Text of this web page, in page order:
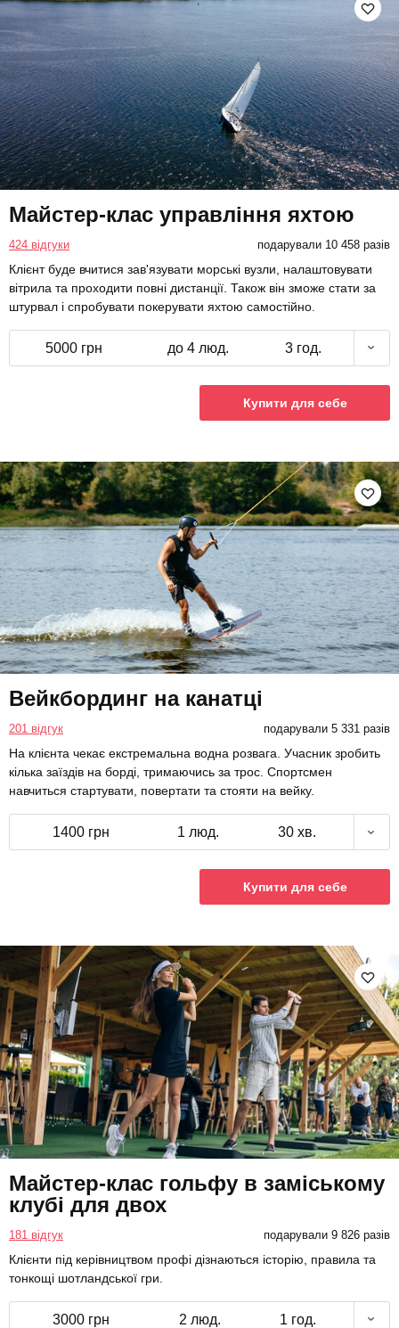
Майстер-клас управління яхтою
424 відгуки подарували 10 458 разів
Клієнт буде вчитися зав'язувати морські вузли, налаштовувати
вітрила та проходити повні дистанції. Також він зможе стати за
штурвал і спробувати покерувати яхтою самостійно.
5000 грн до 4 люд. 3 год.
Купити для себе
Вейкбординг на канатці
201 відгук подарували 5 331 разів
На клієнта чекає екстремальна водна розвага. Учасник зробить
кілька заїздів на борді, тримаючись за трос. Спортсмен
навчиться стартувати, повертати та стояти на вейку.
1400 грн 1 люд. 30 хв.
Купити для себе
Майстер-клас гольфу в заміському
клубі для двох
181 відгук подарували 9 826 разів
Клієнти під керівництвом профі дізнаються історію, правила та
тонкощі шотландської гри.
3000 грн 2 люд. 1 год.